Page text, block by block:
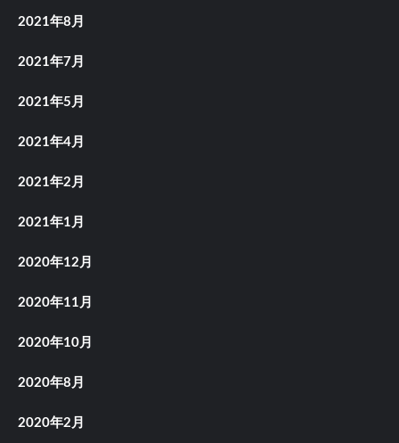
2021年8月
2021年7月
2021年5月
2021年4月
2021年2月
2021年1月
2020年12月
2020年11月
2020年10月
2020年8月
2020年2月